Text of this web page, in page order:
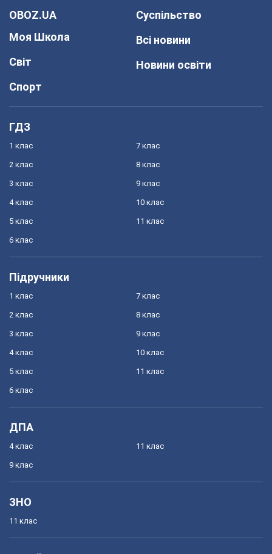
OBOZ.UA
Моя Школа
Світ
Спорт
Суспільство
Всі новини
Новини освіти
ГДЗ
1 клас
2 клас
3 клас
4 клас
5 клас
6 клас
7 клас
8 клас
9 клас
10 клас
11 клас
Підручники
1 клас
2 клас
3 клас
4 клас
5 клас
6 клас
7 клас
8 клас
9 клас
10 клас
11 клас
ДПА
4 клас
9 клас
11 клас
ЗНО
11 клас